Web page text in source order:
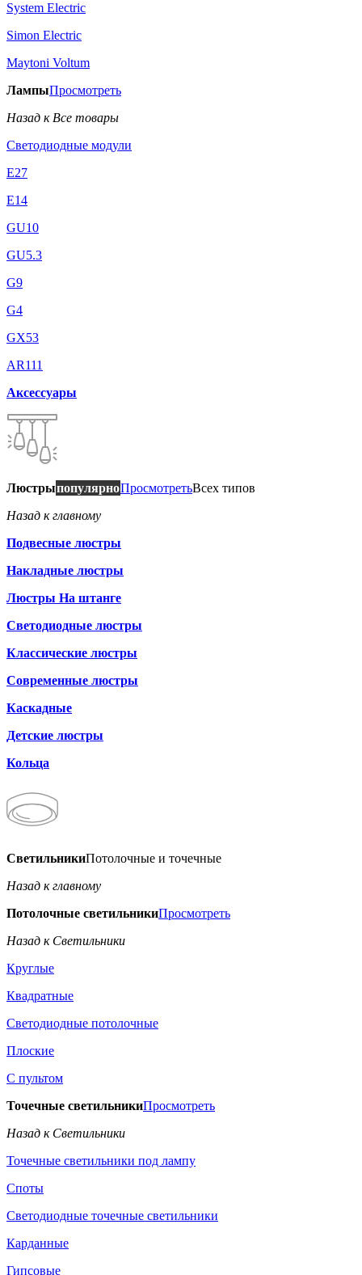
System Electric
Simon Electric
Maytoni Voltum
ЛампыПросмотреть
Назад к Все товары
Светодиодные модули
E27
E14
GU10
GU5.3
G9
G4
GX53
AR111
Аксессуары
ЛюстрыпопулярноПросмотретьВсех типов
Назад к главному
Подвесные люстры
Накладные люстры
Люстры На штанге
Светодиодные люстры
Классические люстры
Современные люстры
Каскадные
Детские люстры
Кольца
СветильникиПотолочные и точечные
Назад к главному
Потолочные светильникиПросмотреть
Назад к Светильники
Круглые
Квадратные
Светодиодные потолочные
Плоские
С пультом
Точечные светильникиПросмотреть
Назад к Светильники
Точечные светильники под лампу
Споты
Светодиодные точечные светильники
Карданные
Гипсовые